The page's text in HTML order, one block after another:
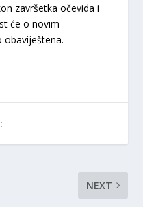
završetka očevida i
će o novim
NEXT